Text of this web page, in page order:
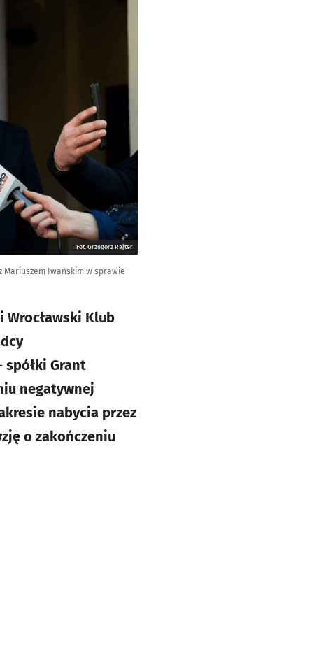
Fot. Grzegorz Rajter
Mariuszem Iwańskim w sprawie
Wrocławski Klub
spółki Grant
negatywnej
nabycia przez
o zakończeniu